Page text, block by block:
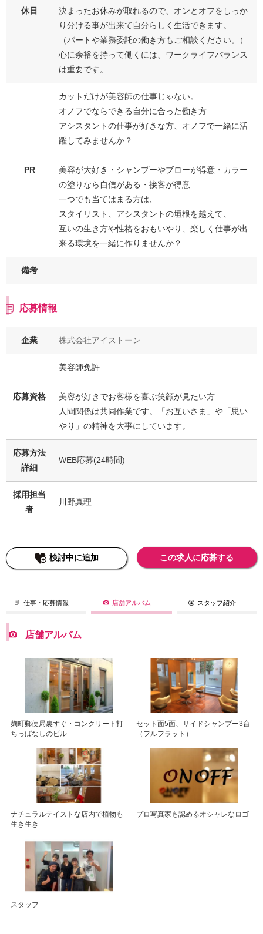
休日
決まったお休みが取れるので、オンとオフをしっか
り分ける事が出来て自分らしく生活できます。
（パートや業務委託の働き方もご相談ください。）
心に余裕を持って働くには、ワークライフバランス
は重要です。
PR
カットだけが美容師の仕事じゃない。
オノフでならできる自分に合った働き方
アシスタントの仕事が好きな方、オノフで一緒に活
躍してみませんか？
美容が大好き・シャンプーやブローが得意・カラー
の塗りなら自信がある・接客が得意
一つでも当てはまる方は、
スタイリスト、アシスタントの垣根を越えて、
互いの生き方や性格をおもいやり、楽しく仕事が出
来る環境を一緒に作りませんか？
備考
応募情報
企業 株式会社アイストーン
応募資格
美容師免許
美容が好きでお客様を喜ぶ笑顔が見たい方
人間関係は共同作業です。「お互いさま」や「思い
やり」の精神を大事にしています。
応募方法
詳細
WEB応募(24時間)
採用担当
者
川野真理
検討中に追加 この求人に応募する
仕事・応募情報 店舗アルバム スタッフ紹介
店舗アルバム
麹町郵便局裏すぐ・コンクリート打
ちっぱなしのビル
セット面5面、サイドシャンプー3台
（フルフラット）
ナチュラルテイストな店内で植物も
生き生き
プロ写真家も認めるオシャレなロゴ
スタッフ